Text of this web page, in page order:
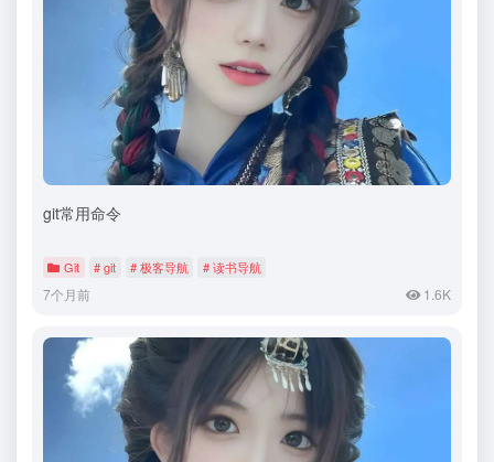
git常用命令
Git # git # 极客导航 # 读书导航
7个月前 1.6K